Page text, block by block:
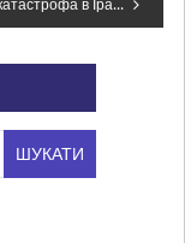
Авіакатастрофа в Ірані: СБУ відкрила три кримінальні провадження